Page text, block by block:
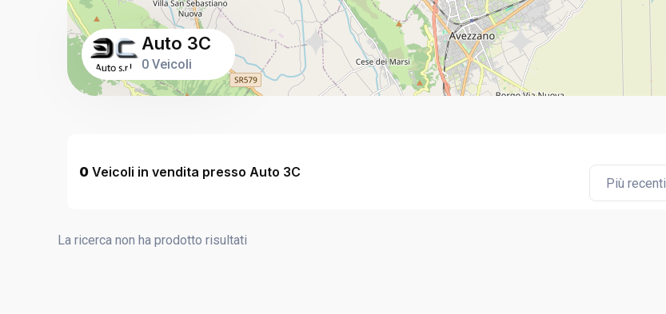
Auto 3C
0 Veicoli
0 Veicoli in vendita presso Auto 3C
Più recenti
La ricerca non ha prodotto risultati